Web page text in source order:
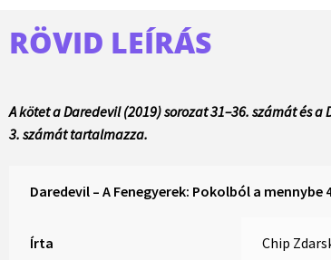
RÖVID LEÍRÁS
A kötet a Daredevil (2019) sorozat 31–36. számát és
3. számát tartalmazza.
Daredevil – A Fenegyerek: Pokolból a mennybe
Írta Chip